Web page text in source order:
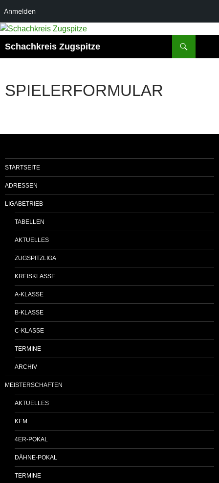
Anmelden
Zum
springen
Schachkreis Zugspitze
SPIELERFORMULAR
STARTSEITE
ADRESSEN
LIGABETRIEB
TABELLEN
AKTUELLES
ZUGSPITZLIGA
KREISKLASSE
A-KLASSE
B-KLASSE
C-KLASSE
TERMINE
ARCHIV
MEISTERSCHAFTEN
AKTUELLES
KEM
4ER-POKAL
DÄHNE-POKAL
TERMINE